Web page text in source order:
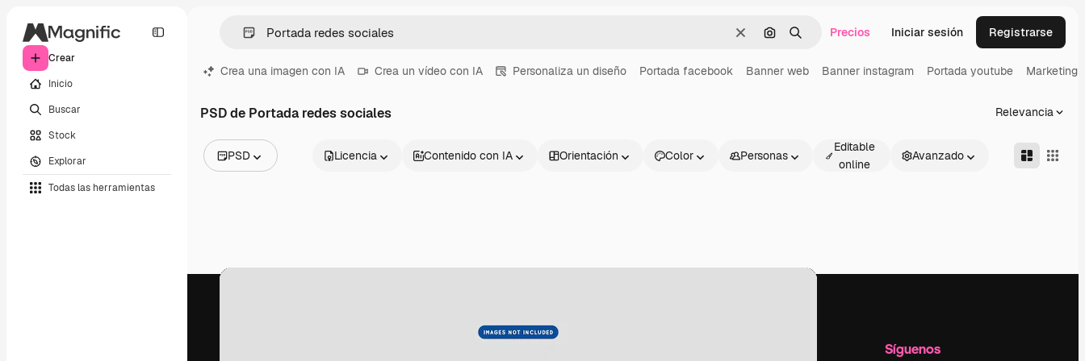
Crear
Inicio
Buscar
Stock
Explorar
Todas las herramientas
BorrarBuscar por imagen
BuscarPrecios Iniciar sesión Registrarse
Crea una imagen con IA Crea un vídeo con IA Personaliza un diseño Portada facebook Banner web Banner instagram Portada youtube Marketing
PSD de Portada redes sociales Relevancia
PSD
Vídeos
Licencia Contenido con IA Orientación Color Personas
Editable
online
Avanzado
Síguenos